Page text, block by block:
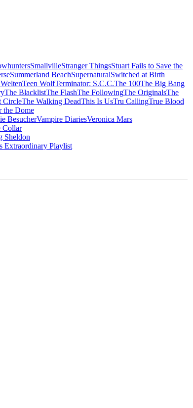
SmallvilleStranger ThingsStuart Fails to Save the
Summerland BeachSupernaturalSwitched at Birth
Teen WolfTerminator: S.C.C.The 100The Big Bang
The BlacklistThe FlashThe FollowingThe OriginalsThe
CircleThe Walking DeadThis Is UsTru CallingTrue Blood
the Dome
BesucherVampire DiariesVeronica Mars
Collar
Sheldon
Extraordinary Playlist